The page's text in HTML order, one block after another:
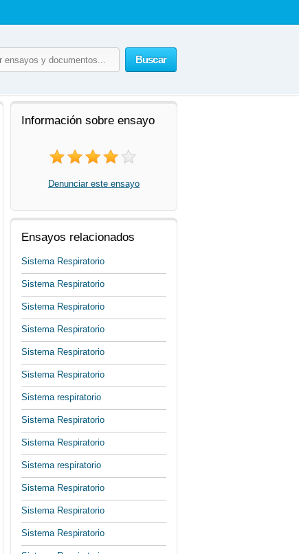
Buscar
Información sobre ensayo
Denunciar este ensayo
Ensayos relacionados
Sistema Respiratorio
Sistema Respiratorio
Sistema Respiratorio
Sistema Respiratorio
Sistema Respiratorio
Sistema Respiratorio
Sistema respiratorio
Sistema Respiratorio
Sistema Respiratorio
Sistema respiratorio
Sistema Respiratorio
Sistema Respiratorio
Sistema Respiratorio